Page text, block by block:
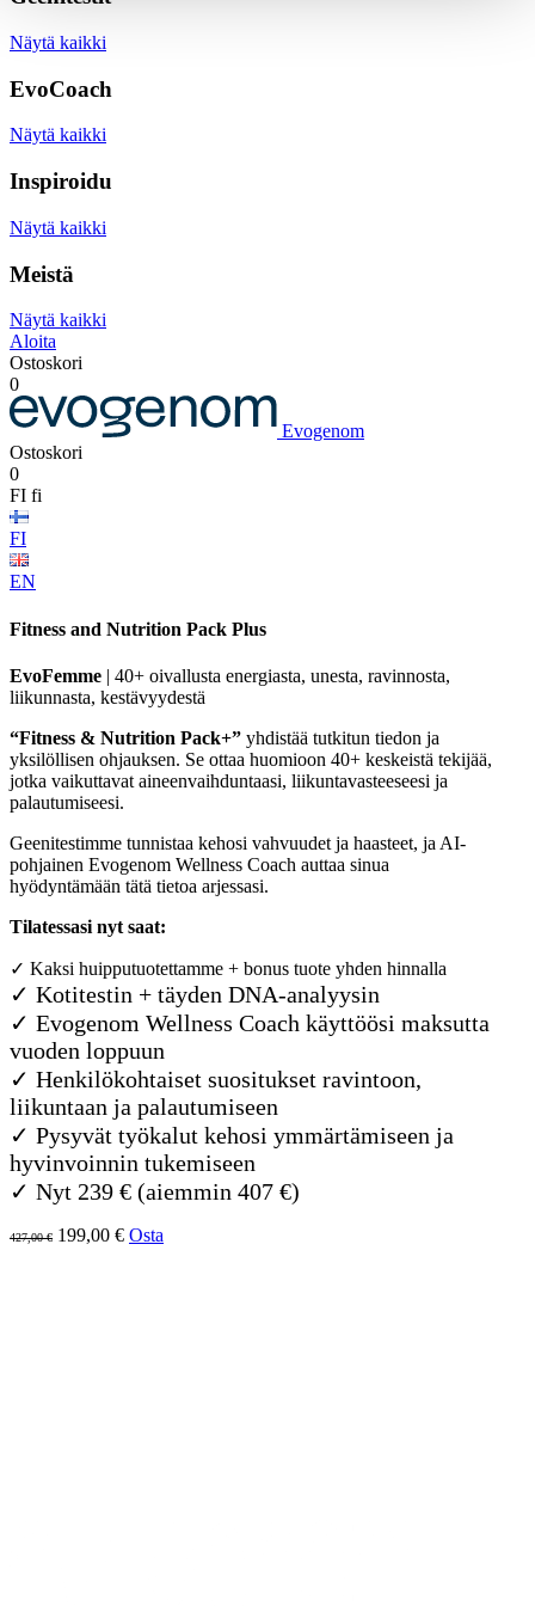
Näytä kaikki
EvoCoach
Näytä kaikki
Inspiroidu
Näytä kaikki
Meistä
Näytä kaikki
Aloita
Ostoskori
0
Evogenom
Ostoskori
0
FI fi
FI
EN
Fitness and Nutrition Pack Plus
EvoFemme | 40+ oivallusta energiasta, unesta, ravinnosta,
liikunnasta, kestävyydestä
“Fitness & Nutrition Pack+” yhdistää tutkitun tiedon ja
yksilöllisen ohjauksen. Se ottaa huomioon 40+ keskeistä tekijää,
jotka vaikuttavat aineenvaihduntaasi, liikuntavasteeseesi ja
palautumiseesi.
Geenitestimme tunnistaa kehosi vahvuudet ja haasteet, ja AI-
pohjainen Evogenom Wellness Coach auttaa sinua
hyödyntämään tätä tietoa arjessasi.
Tilatessasi nyt saat:
✓ Kaksi huipputuotettamme + bonus tuote yhden hinnalla
✓ Kotitestin + täyden DNA-analyysin
✓ Evogenom Wellness Coach käyttöösi maksutta
vuoden loppuun
✓ Henkilökohtaiset suositukset ravintoon,
liikuntaan ja palautumiseen
✓ Pysyvät työkalut kehosi ymmärtämiseen ja
hyvinvoinnin tukemiseen
✓ Nyt 239 € (aiemmin 407 €)
427,00 € 199,00 € Osta